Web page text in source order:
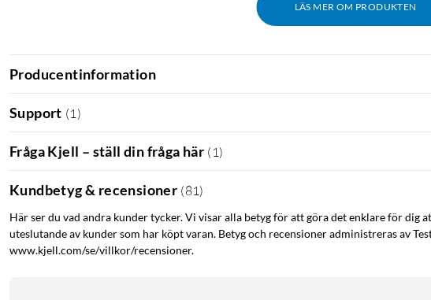
LÄS MER OM PRODUKTEN
Producentinformation
Support (1 )
Fråga Kjell – ställ din fråga här ( 1 )
Kundbetyg & recensioner (81 )
Här ser du vad andra kunder tycker. Vi visar alla betyg för att göra det enklare för dig
uteslutande av kunder som har köpt varan. Betyg och recensioner administreras av
www.kjell.com/se/villkor/recensioner.